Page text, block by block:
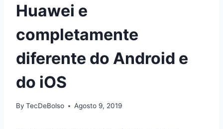
Huawei e
completamente
diferente do Android e
do iOS
By TecDeBolso Agosto 9, 2019